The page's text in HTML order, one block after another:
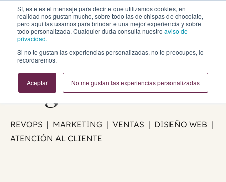
Sí, este es el mensaje para decirte que utilizamos cookies, en
realidad nos gustan mucho, sobre todo las de chispas de chocolate,
pero aquí las usamos para brindarte una mejor experiencia y sobre
todo personalizada. Cualquier duda consulta nuestro aviso de
privacidad.
Si no te gustan las experiencias personalizadas, no te preocupes, lo
recordaremos.
Aceptar No me gustan las experiencias personalizadas
Business Growth
Blog
REVOPS | MARKETING | VENTAS | DISEÑO WEB |
ATENCIÓN AL CLIENTE